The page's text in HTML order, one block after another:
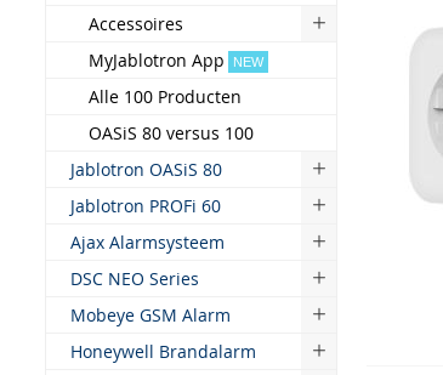
Accessoires
MyJablotron App
NEW
Alle 100 Producten
OASiS 80 versus 100
Jablotron OASiS 80
Jablotron PROFi 60
Ajax Alarmsysteem
DSC NEO Series
Mobeye GSM Alarm
Honeywell Brandalarm